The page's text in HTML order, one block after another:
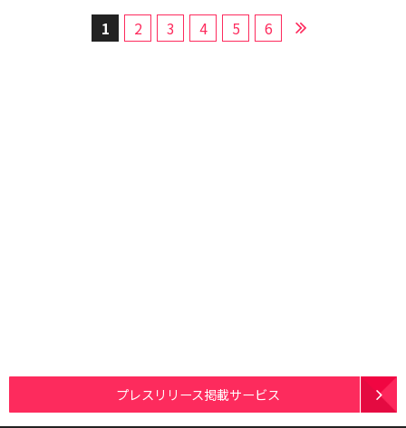
1 2 3 4 5 6
プレスリリース掲載サービス